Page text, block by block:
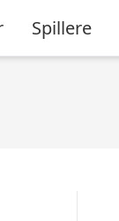
Spillere